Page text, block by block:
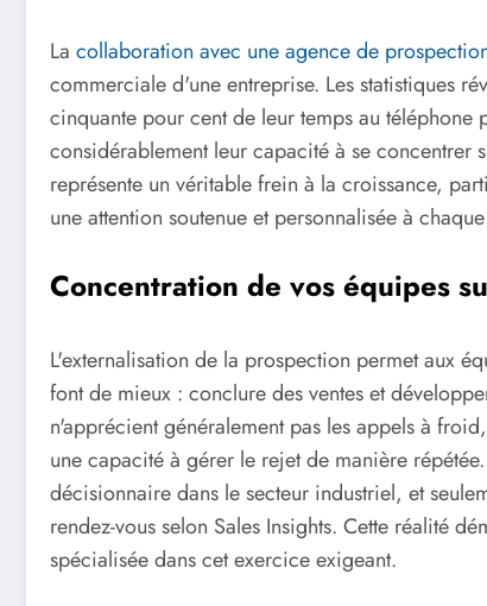
La collaboration avec une agence de
commerciale d'une entreprise. Les statistiques
cinquante pour cent de leur temps au
considérablement leur capacité à se concentrer
représente un véritable frein à la croissance,
une attention soutenue et personnalisée à
Concentration de vos équipes
L'externalisation de la prospection permet aux
font de mieux : conclure des ventes et
n'apprécient généralement pas les appels à
une capacité à gérer le rejet de manière
décisionnaire dans le secteur industriel, et
rendez-vous selon Sales Insights. Cette réalité
spécialisée dans cet exercice exigeant.